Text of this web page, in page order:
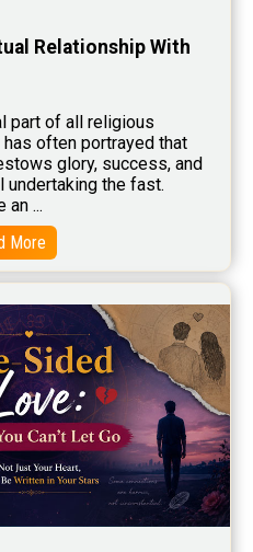
Reviews
Reviews
Relationship With
part of all religious
often portrayed that
glory, success, and
undertaking the fast.
an ...
More